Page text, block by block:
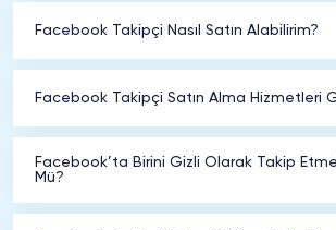
Facebook Takipçi Nasıl Satın Alabilirim?
Facebook Takipçi Satın Alma Hizmetleri
Facebook’ta Birini Gizli Olarak Takip
Mü?